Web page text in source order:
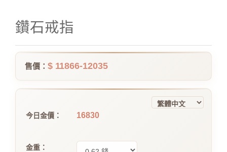
鑽石戒指
售價： $ 11866-12035
今日金價： 16830
金重：